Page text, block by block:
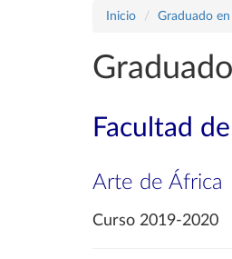
Inicio Graduado
Facultad
Arte de África
Curso 2019-2020